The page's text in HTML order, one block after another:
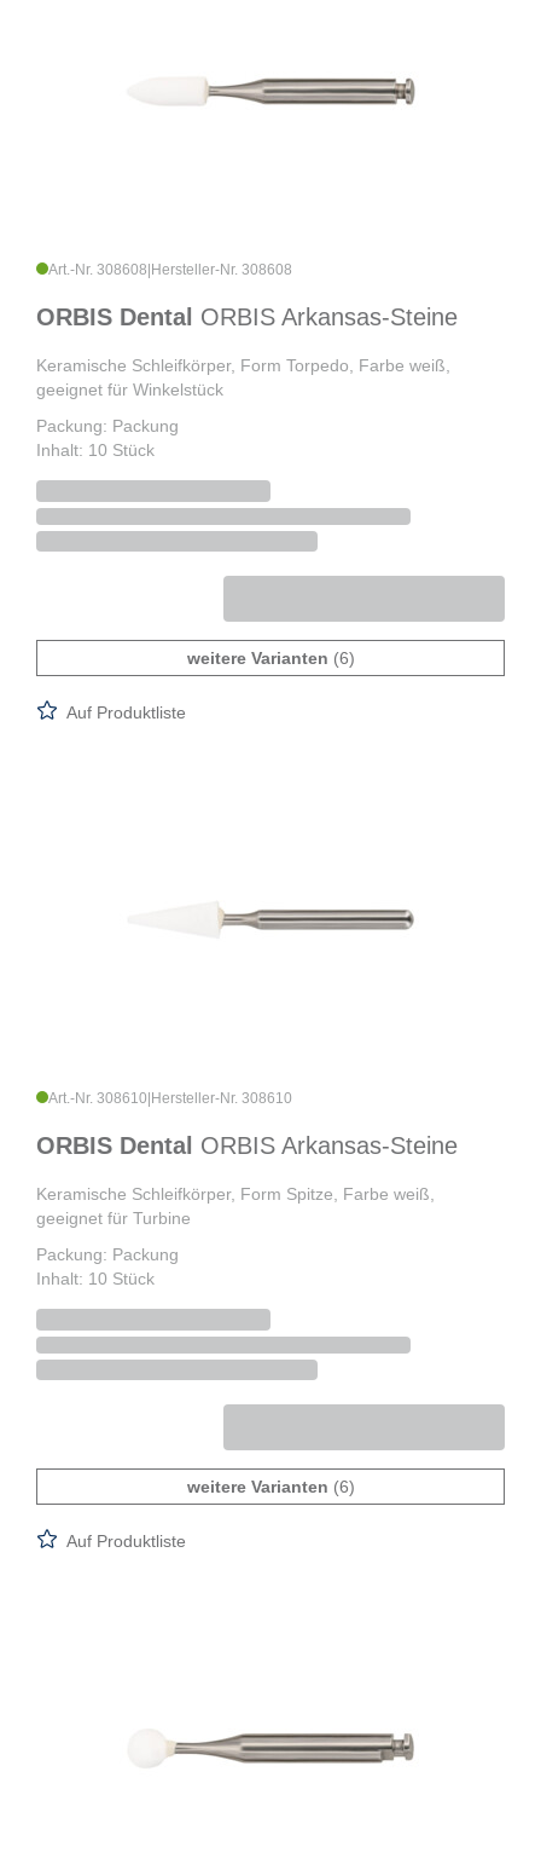
Art.-Nr. 308608 Hersteller-Nr. 308608
ORBIS Dental ORBIS Arkansas-Steine
Keramische Schleifkörper, Form Torpedo, Farbe weiß,
geeignet für Winkelstück
Packung: Packung
Inhalt: 10 Stück
weitere Varianten (6)
Auf Produktliste
Art.-Nr. 308610 Hersteller-Nr. 308610
ORBIS Dental ORBIS Arkansas-Steine
Keramische Schleifkörper, Form Spitze, Farbe weiß,
geeignet für Turbine
Packung: Packung
Inhalt: 10 Stück
weitere Varianten (6)
Auf Produktliste